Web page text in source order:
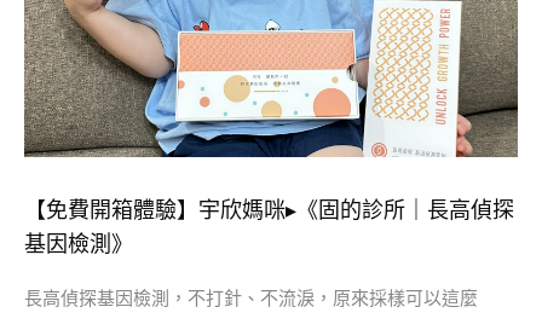
【免費開箱體驗】宇欣媽咪▸《固的診所｜長高偵探
基因檢測》
長高偵探基因檢測，不打針、不流淚，原來採樣可以這麼